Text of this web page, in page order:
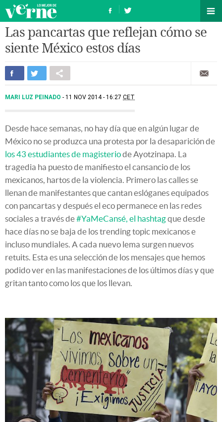
Las pancartas que reflejan cómo se
siente México estos días
MARI LUZ PEINADO 11 NOV 2014 - 16:27 CET
Desde hace semanas, no hay día que en algún lugar de
México no se produzca una protesta por la desaparición de
los 43 estudiantes de magisteriode Ayotzinapa. La
tragedia ha puesto de manifiesto el cansancio de los
mexicanos, hartos de la violencia. Primero las calles se
llenan de manifestantes que cantan eslóganes equipados
con pancartas y después el eco permanece en las redes
sociales a través de#YaMeCansé, el hashtagque desde
hace días no se baja de los trending topic mexicanos e
incluso mundiales. A cada nuevo lema surgen nuevos
retuits. Esta es una selección de los mensajes que hemos
podido ver en las manifestaciones de los últimos días y que
gritan tanto como los que los llevan.